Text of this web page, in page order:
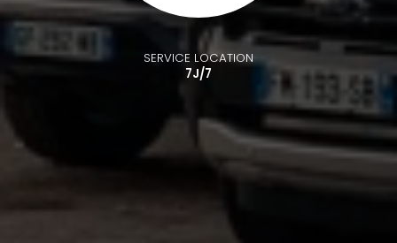
SERVICE LOCATION
7J/7